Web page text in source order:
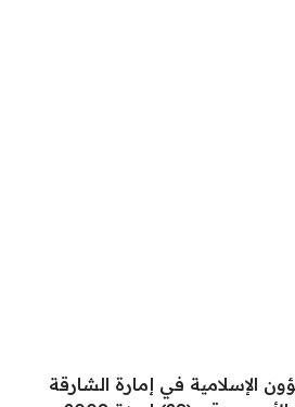
الإسلامية في إمارة الشارقة